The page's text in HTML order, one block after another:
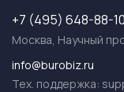
+7 (495) 648-88-10
Москва, Научный
info@burobiz.ru
Тех. поддержка: